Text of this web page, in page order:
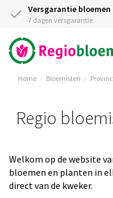
Versgarantie bloemen
7 dagen versgarantie
Home Bloemisten
Regio
Welkom op de website
bloemen en planten in
direct van de kweker.